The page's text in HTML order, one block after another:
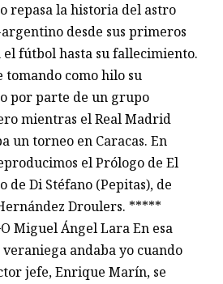
repasa la historia del astro
desde sus primeros
el fútbol hasta su fallecimiento.
tomando como hilo su
por parte de un grupo
mientras el Real Madrid
un torneo en Caracas. En
el Prólogo de El
de Di Stéfano (Pepitas), de
Droulers. *****
Miguel Ángel Lara En esa
andaba yo cuando
jefe, Enrique Marín, se